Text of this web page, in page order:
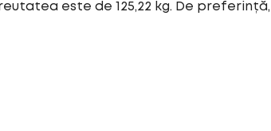
este de 125,22 kg. De preferință,